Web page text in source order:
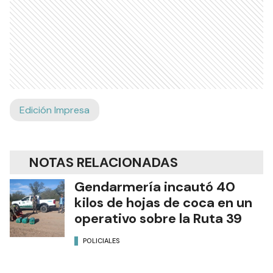
Edición Impresa
NOTAS RELACIONADAS
Gendarmería incautó 40
kilos de hojas de coca en un
operativo sobre la Ruta 39
POLICIALES